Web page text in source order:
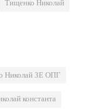
Тищенко Николай
Николай ЗЕ ОПГ
константа